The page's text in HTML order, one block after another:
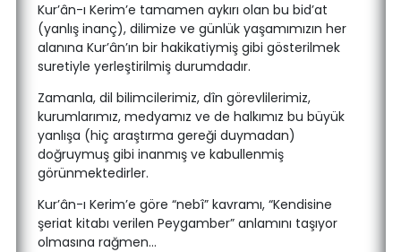
Kur’ân-ı Kerim’e tamamen aykırı olan bu bid’at
(yanlış inanç), dilimize ve günlük yaşamımızın her
alanına Kur’ân’ın bir hakikatiymiş gibi gösterilmek
suretiyle yerleştirilmiş durumdadır.
Zamanla, dil bilimcilerimiz, dîn görevlilerimiz,
kurumlarımız, medyamız ve de halkımız bu büyük
yanlışa (hiç araştırma gereği duymadan)
doğruymuş gibi inanmış ve kabullenmiş
görünmektedirler.
Kur’ân-ı Kerim’e göre “nebî” kavramı, “Kendisine
şeriat kitabı verilen Peygamber” anlamını taşıyor
olmasına rağmen…